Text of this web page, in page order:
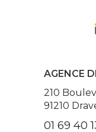
AGENCE
210
91210
01 69 40